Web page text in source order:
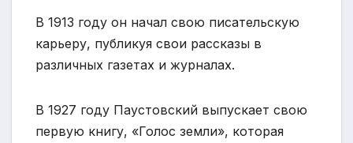
В 1913 году он начал свою писательскую
карьеру, публикуя свои рассказы в
различных газетах и журналах.
В 1927 году Паустовский выпускает свою
первую книгу, «Голос земли», которая